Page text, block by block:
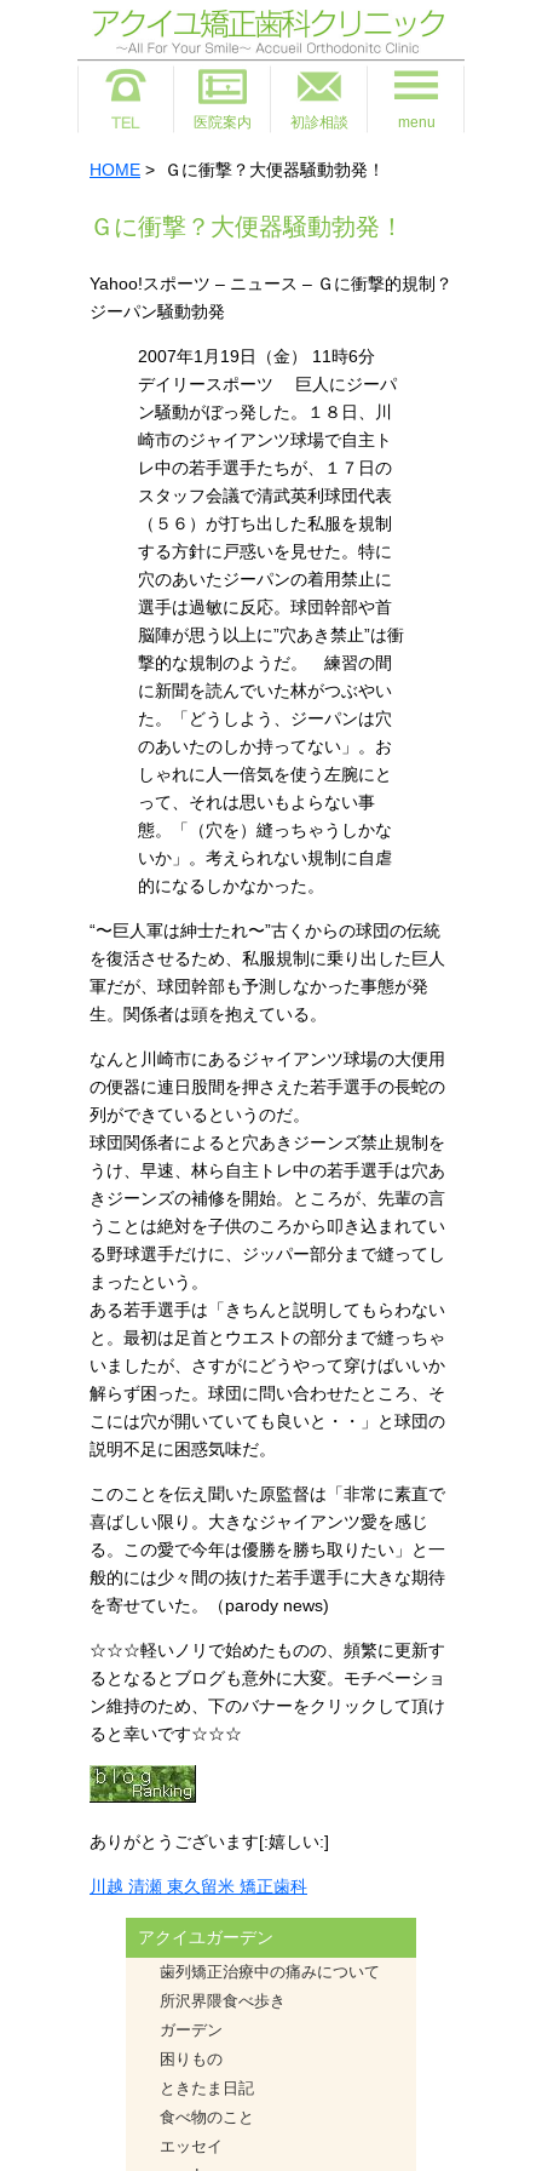
医院案内 初診相談 menu
HOME > Ｇに衝撃？大便器騒動勃発！
Ｇに衝撃？大便器騒動勃発！
Yahoo!スポーツ – ニュース – Ｇに衝撃的規制？
ジーパン騒動勃発
2007年1月19日（金） 11時6分
デイリースポーツ 巨人にジーパ
ン騒動がぼっ発した。１８日、川
崎市のジャイアンツ球場で自主ト
レ中の若手選手たちが、１７日の
スタッフ会議で清武英利球団代表
（５６）が打ち出した私服を規制
する方針に戸惑いを見せた。特に
穴のあいたジーパンの着用禁止に
選手は過敏に反応。球団幹部や首
脳陣が思う以上に”穴あき禁止”は衝
撃的な規制のようだ。 練習の間
に新聞を読んでいた林がつぶやい
た。「どうしよう、ジーパンは穴
のあいたのしか持ってない」。お
しゃれに人一倍気を使う左腕にと
って、それは思いもよらない事
態。「（穴を）縫っちゃうしかな
いか」。考えられない規制に自虐
的になるしかなかった。
“〜巨人軍は紳士たれ〜”古くからの球団の伝統
を復活させるため、私服規制に乗り出した巨人
軍だが、球団幹部も予測しなかった事態が発
生。関係者は頭を抱えている。
なんと川崎市にあるジャイアンツ球場の大便用
の便器に連日股間を押さえた若手選手の長蛇の
列ができているというのだ。
球団関係者によると穴あきジーンズ禁止規制を
うけ、早速、林ら自主トレ中の若手選手は穴あ
きジーンズの補修を開始。ところが、先輩の言
うことは絶対を子供のころから叩き込まれてい
る野球選手だけに、ジッパー部分まで縫ってし
まったという。
ある若手選手は「きちんと説明してもらわない
と。最初は足首とウエストの部分まで縫っちゃ
いましたが、さすがにどうやって穿けばいいか
解らず困った。球団に問い合わせたところ、そ
こには穴が開いていても良いと・・」と球団の
説明不足に困惑気味だ。
このことを伝え聞いた原監督は「非常に素直で
喜ばしい限り。大きなジャイアンツ愛を感じ
る。この愛で今年は優勝を勝ち取りたい」と一
般的には少々間の抜けた若手選手に大きな期待
を寄せていた。（parody news)
☆☆☆軽いノリで始めたものの、頻繁に更新す
るとなるとブログも意外に大変。モチベーショ
ン維持のため、下のバナーをクリックして頂け
ると幸いです☆☆☆
ありがとうございます[:嬉しい:]
川越 清瀬 東久留米 矯正歯科
アクイユガーデン
歯列矯正治療中の痛みについて
所沢界隈食べ歩き
ガーデン
困りもの
ときたま日記
食べ物のこと
エッセイ